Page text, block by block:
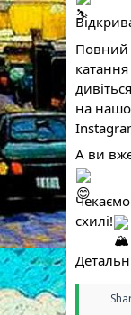
Повний
на
А ви
схилі!